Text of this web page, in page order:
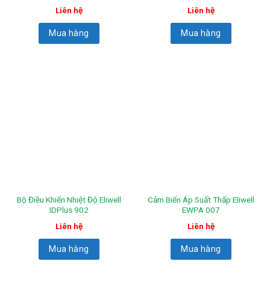
Liên hệ
Mua hàng
Liên hệ
Mua hàng
Bộ Điều Khiển Nhiệt Độ Eliwell
IDPlus 902
Liên hệ
Mua hàng
Cảm Biến Áp Suất Thấp Eliwell
EWPA 007
Liên hệ
Mua hàng